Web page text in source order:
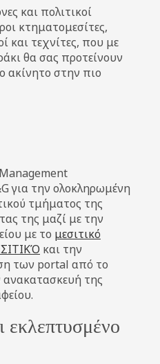
και πολιτικοί
κτηματομεσίτες,
και τεχνίτες, που με
θα σας προτείνουν
ακίνητο στην πιο
για την ολοκληρωμένη
τμήματος της
της μαζί με την
με το μεσιτικό
και την
των portal από το
της
εκλεπτυσμένο